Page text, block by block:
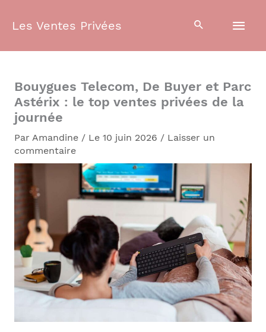
Les Ventes Privées
Bouygues Telecom, De Buyer et Parc
Astérix : le top ventes privées de la
journée
Par Amandine / Le 10 juin 2026 / Laisser un
commentaire